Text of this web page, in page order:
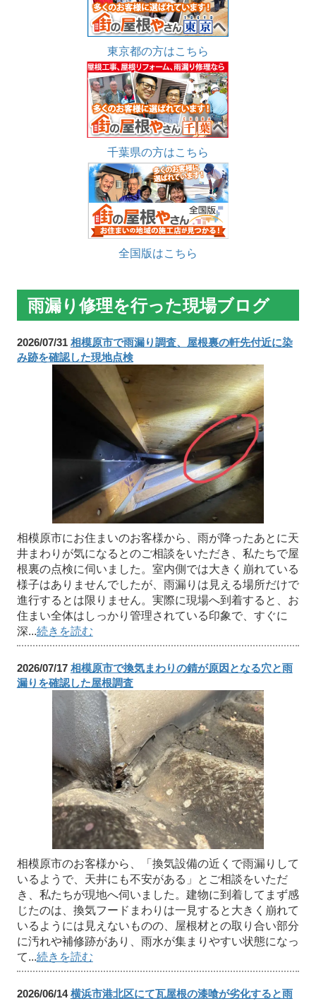
東京都の方はこちら
千葉県の方はこちら
全国版はこちら
雨漏り修理を行った現場ブログ
2026/07/31 相模原市で雨漏り調査、屋根裏の軒先付近に染
み跡を確認した現地点検
相模原市にお住まいのお客様から、雨が降ったあとに天
井まわりが気になるとのご相談をいただき、私たちで屋
根裏の点検に伺いました。室内側では大きく崩れている
様子はありませんでしたが、雨漏りは見える場所だけで
進行するとは限りません。実際に現場へ到着すると、お
住まい全体はしっかり管理されている印象で、すぐに
深...続きを読む
2026/07/17 相模原市で換気まわりの錆が原因となる穴と雨
漏りを確認した屋根調査
相模原市のお客様から、「換気設備の近くで雨漏りして
いるようで、天井にも不安がある」とご相談をいただ
き、私たちが現地へ伺いました。建物に到着してまず感
じたのは、換気フードまわりは一見すると大きく崩れて
いるようには見えないものの、屋根材との取り合い部分
に汚れや補修跡があり、雨水が集まりやすい状態になっ
て...続きを読む
2026/06/14横浜市港北区にて瓦屋根の漆喰が劣化すると雨